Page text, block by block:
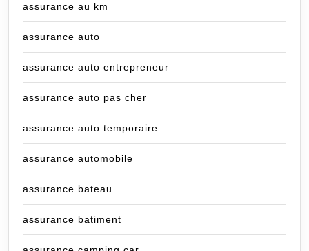
assurance au km
assurance auto
assurance auto entrepreneur
assurance auto pas cher
assurance auto temporaire
assurance automobile
assurance bateau
assurance batiment